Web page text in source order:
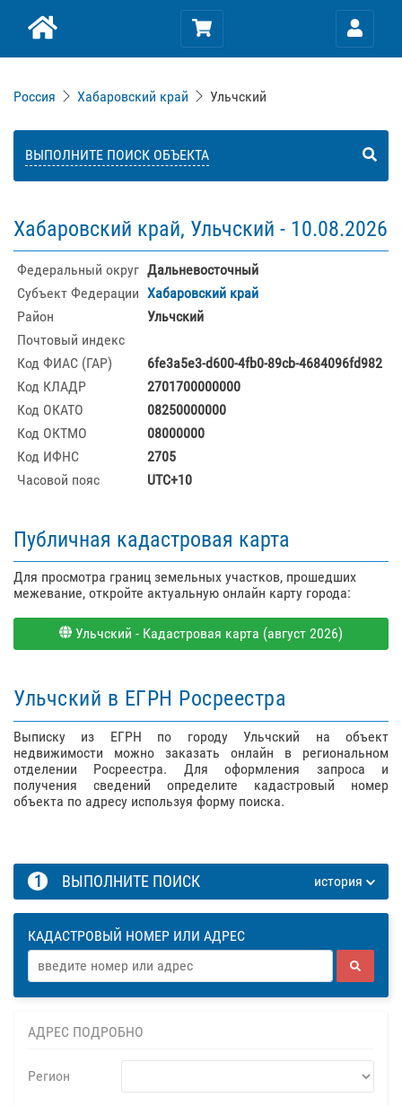
Россия Хабаровский край Ульчский
ВЫПОЛНИТЕ ПОИСК ОБЪЕКТА
Хабаровский край, Ульчский - 10.08.2026
Федеральный округ Дальневосточный
Субъект Федерации Хабаровский край
Район
Ульчский
Почтовый индекс
Код ФИАС (ГАР)
6fe3a5e3-d600-4fb0-89cb-4684096fd982
Код КЛАДР
2701700000000
Код ОКАТО
08250000000
Код ОКТМО
08000000
Код ИФНС
2705
Часовой пояс
UTC+10
Публичная кадастровая карта
Для просмотра границ земельных участков, прошедших
межевание, откройте актуальную онлайн карту города:
Ульчский - Кадастровая карта (август 2026)
Ульчский в ЕГРН Росреестра
Выписку из ЕГРН по городу Ульчский на объект
недвижимости можно заказать онлайн в региональном
отделении Росреестра. Для оформления запроса и
получения сведений определите кадастровый номер
объекта по адресу используя форму поиска.
1 ВЫПОЛНИТЕ ПОИСК история
КАДАСТРОВЫЙ НОМЕР ИЛИ АДРЕС
АДРЕС ПОДРОБНО
Регион